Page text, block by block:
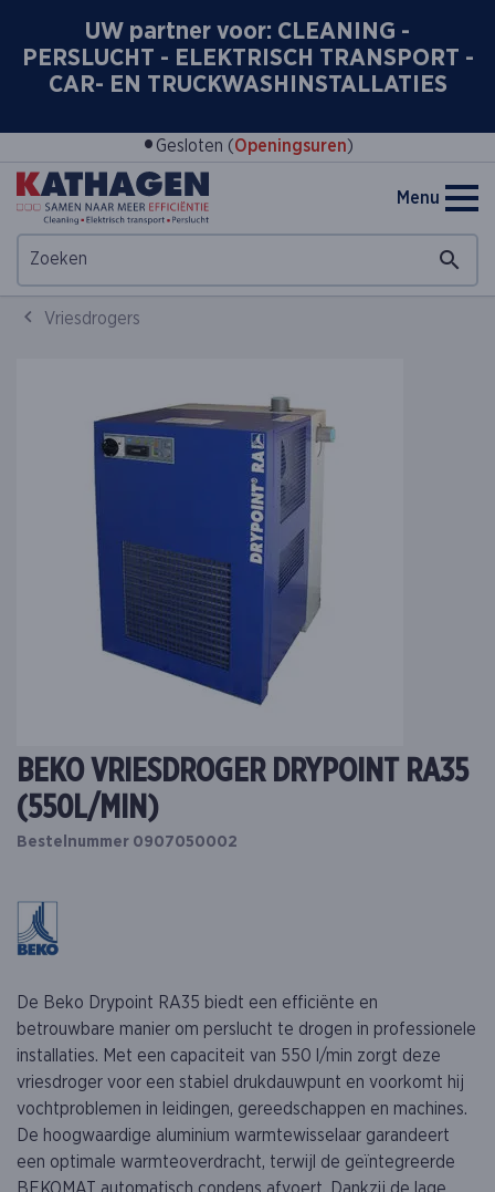
UW partner voor: CLEANING -
PERSLUCHT - ELEKTRISCH TRANSPORT -
CAR- EN TRUCKWASHINSTALLATIES
• Gesloten (Openingsuren)
Menu
Vriesdrogers
BEKO VRIESDROGER DRYPOINT RA35
(550L/MIN)
Bestelnummer 0907050002
De Beko Drypoint RA35 biedt een efficiënte en
betrouwbare manier om perslucht te drogen in professionele
installaties. Met een capaciteit van 550 l/min zorgt deze
vriesdroger voor een stabiel drukdauwpunt en voorkomt hij
vochtproblemen in leidingen, gereedschappen en machines.
De hoogwaardige aluminium warmtewisselaar garandeert
een optimale warmteoverdracht, terwijl de geïntegreerde